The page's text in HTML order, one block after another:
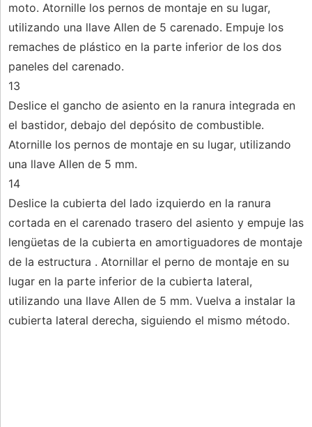
moto. Atornille los pernos de montaje en su lugar,
utilizando una llave Allen de 5 carenado. Empuje los
remaches de plástico en la parte inferior de los dos
paneles del carenado.
13
Deslice el gancho de asiento en la ranura integrada en
el bastidor, debajo del depósito de combustible.
Atornille los pernos de montaje en su lugar, utilizando
una llave Allen de 5 mm.
14
Deslice la cubierta del lado izquierdo en la ranura
cortada en el carenado trasero del asiento y empuje las
lengüetas de la cubierta en amortiguadores de montaje
de la estructura . Atornillar el perno de montaje en su
lugar en la parte inferior de la cubierta lateral,
utilizando una llave Allen de 5 mm. Vuelva a instalar la
cubierta lateral derecha, siguiendo el mismo método.